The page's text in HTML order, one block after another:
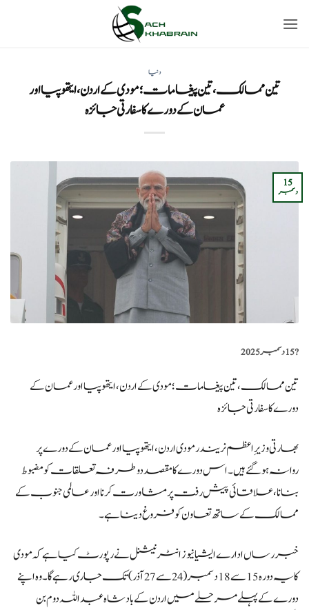
دنیا
تین ممالک، تین پیغامات؛ مودی کے اردن، ایتھوپیا اور
عمان کے دورے کا سفارتی جائزہ
15
دسمبر
?️15 دسمبر 2025
تین ممالک، تینپیغامات؛ مودیکےاردن، ایتھوپیا اور عمانکے
دورےکاسفارتی جائزہ
بھارتی وزیرِاعظم نریندر مودیاردن، ایتھوپیا اور عمانکےدورےپر
روانہہو گئے ہیں۔اس دورےکامقصد دوطرفہ تعلقاتکومضبوط
بنانا، علاقائیپیشرفتپرمشاورتکرنااور عالمی جنوبکے
ممالککےساتھ تعاونکوفروغ دیناہے۔
خبر رساں ادارے ایشیا نیوز انٹرنیشنلنے رپورٹکیا ہے کہمودی
کا یہدورہ 15 سے 18 دسمبر (24 سے 27 آذر) تک جاری رہے گا۔وہ اپنے
دورےکے پہلےمرحلے میں اردنکےبادشاہ عبداللہ دوم بن